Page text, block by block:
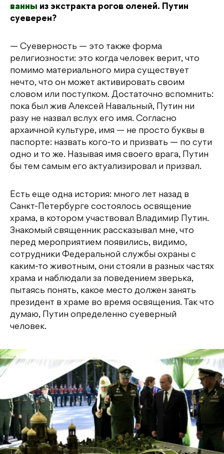
ванны из экстракта рогов оленей. Путин
суеверен?
— Суеверность — это также форма
религиозности: это когда человек верит, что
помимо материального мира существует
нечто, что он может активировать своим
словом или поступком. Достаточно вспомнить:
пока был жив Алексей Навальный, Путин ни
разу не назвал вслух его имя. Согласно
архаичной культуре, имя — не просто буквы в
паспорте: назвать кого-то и призвать — по сути
одно и то же. Называя имя своего врага, Путин
бы тем самым его актуализировал и призвал.
Есть еще одна история: много лет назад в
Санкт-Петербурге состоялось освящение
храма, в котором участвовал Владимир Путин.
Знакомый священник рассказывал мне, что
перед мероприятием появились, видимо,
сотрудники Федеральной службы охраны с
каким-то животным, они стояли в разных частях
храма и наблюдали за поведением зверька,
пытаясь понять, какое место должен занять
президент в храме во время освящения. Так что
думаю, Путин определенно суеверный
человек.